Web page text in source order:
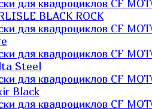
для квадроциклов CF
BLACK ROCK
для квадроциклов CF
для квадроциклов CF
Steel
для квадроциклов CF
Black
для квадроциклов CF